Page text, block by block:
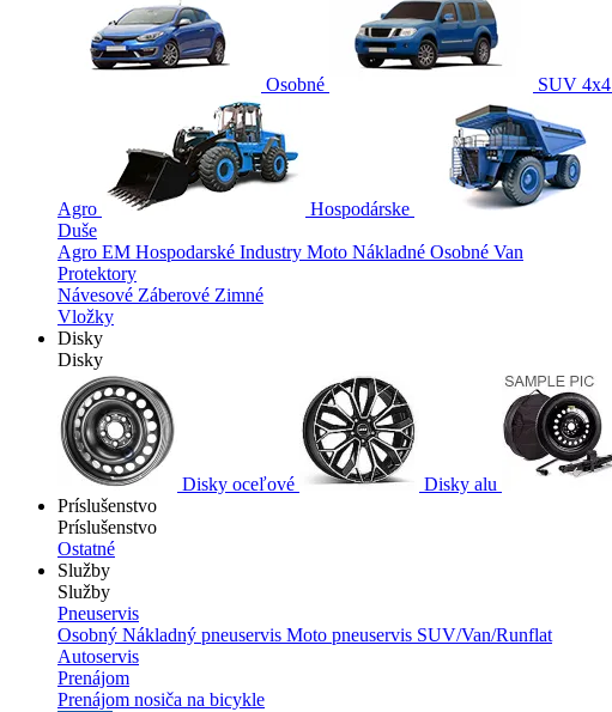
Osobné SUV 4x4
Agro Hospodárske
Duše
Agro EM Hospodarské Industry Moto Nákladné Osobné Van
Protektory
Návesové Záberové Zimné
Vložky
Disky
Disky
Disky oceľové Disky alu
Príslušenstvo
Príslušenstvo
Ostatné
Služby
Služby
Pneuservis
Osobný Nákladný pneuservis Moto pneuservis SUV/Van/Runflat
Autoservis
Prenájom
Prenájom nosiča na bicykle